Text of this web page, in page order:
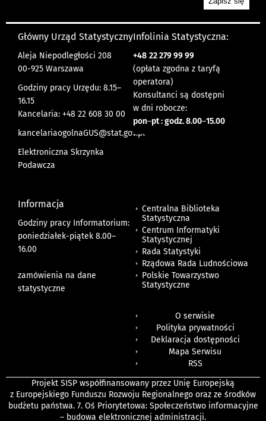
Główny Urząd Statystyczny
Aleja Niepodległości 208
00-925 Warszawa
Godziny pracy Urzędu: 8.15–
16.15
Kancelaria: +48 22 608 30 00
kancelariaogolnaGUS@stat.gov.pl
Elektroniczna Skrzynka
Podawcza
Infolinia Statystyczna:
+48 22 279 99 99
(opłata zgodna z taryfą
operatora)
Konsultanci są dostępni
w dni robocze:
pon–pt : godz. 8.00–15.00
Informacja
Godziny pracy Informatorium:
poniedziałek-piątek 8.00–
16.00
zamówienia na dane
statystyczne
Centralna Biblioteka
Statystyczna
Centrum Informatyki
Statystycznej
Rada Statystyki
Rządowa Rada Ludnościowa
Polskie Towarzystwo
Statystyczne
O serwisie
Polityka prywatności
Deklaracja dostępności
Mapa Serwisu
RSS
Projekt SISP współfinansowany przez Unię Europejską
z Europejskiego Funduszu Rozwoju Regionalnego oraz ze środków
budżetu państwa. 7. Oś Priorytetowa: Społeczeństwo informacyjne
– budowa elektronicznej administracji.